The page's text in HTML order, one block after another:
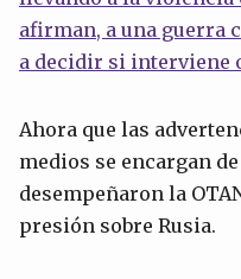
afirman, a una guerra
a decidir si interviene
Ahora que las
medios se encargan
desempeñaron la
presión sobre Rusia.